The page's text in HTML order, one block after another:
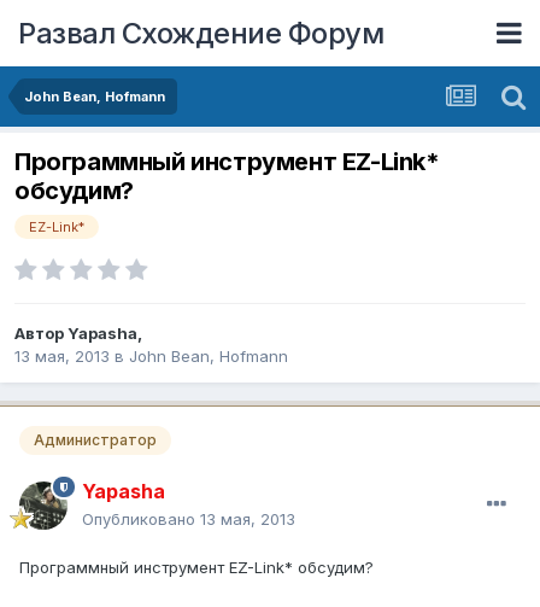
Развал Схождение Форум
John Bean, Hofmann
Программный инструмент EZ-Link*
обсудим?
EZ-Link*
АвторYapasha,
13 мая, 2013 в John Bean, Hofmann
Администратор
Yapasha
Опубликовано 13 мая, 2013
Программный инструмент EZ-Link* обсудим?